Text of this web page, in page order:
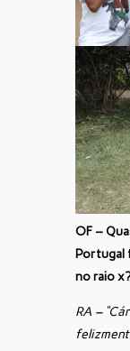
OF –
Portugal
no raio x?
RA –